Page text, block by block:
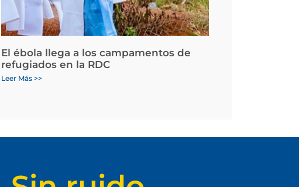
El ébola llega a los campamentos de
refugiados en la RDC
Leer Más >>